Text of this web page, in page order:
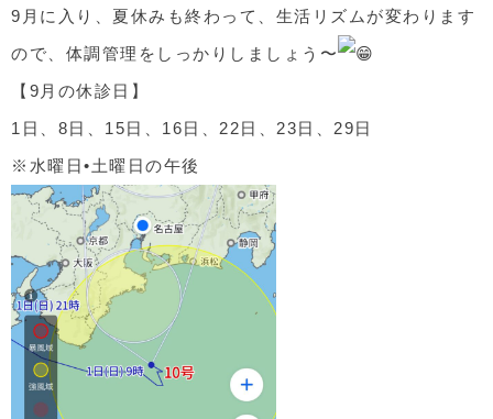
9月に入り、夏休みも終わって、生活リズムが変わります
ので、体調管理をしっかりしましょう〜
【9月の休診日】
1日、8日、15日、16日、22日、23日、29日
※水曜日•土曜日の午後